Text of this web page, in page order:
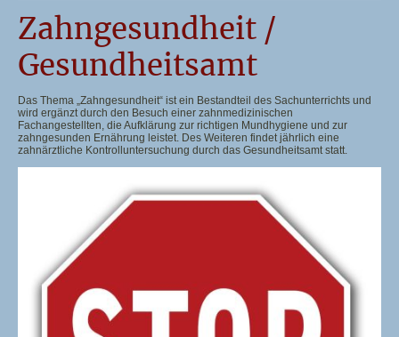
Zahngesundheit /
Gesundheitsamt
Das Thema „Zahngesundheit“ ist ein Bestandteil des Sachunterrichts und
wird ergänzt durch den Besuch einer zahnmedizinischen
Fachangestellten, die Aufklärung zur richtigen Mundhygiene und zur
zahngesunden Ernährung leistet. Des Weiteren findet jährlich eine
zahnärztliche Kontrolluntersuchung durch das Gesundheitsamt statt.